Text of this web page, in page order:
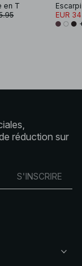
en T
EUR
réduction sur
S'INSCRIRE